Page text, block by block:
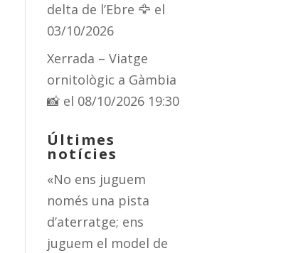
delta de l’Ebre 🦅 el
03/10/2026
Xerrada – Viatge
ornitològic a Gàmbia
📸 el 08/10/2026 19:30
Últimes
notícies
«No ens juguem
només una pista
d’aterratge; ens
juguem el model de